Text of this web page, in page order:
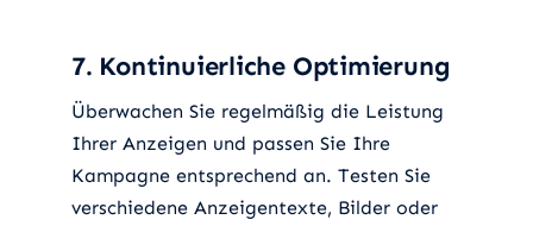
7. Kontinuierliche Optimierung
Überwachen Sie regelmäßig die Leistung
Ihrer Anzeigen und passen Sie Ihre
Kampagne entsprechend an. Testen Sie
verschiedene Anzeigentexte, Bilder oder